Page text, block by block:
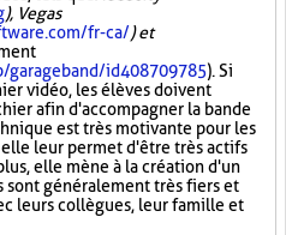
), Vegas
fr-ca/) et
garageband/id408709785). Si
vidéo, les élèves doivent
afin d'accompagner la bande
est très motivante pour les
leur permet d'être très actifs
elle mène à la création d'un
généralement très fiers et
leurs collègues, leur famille et